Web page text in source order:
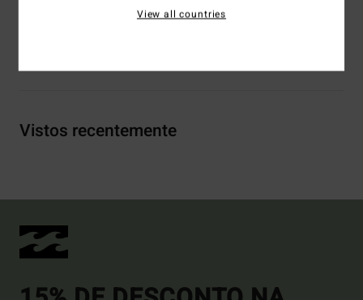
Vistos recentemente
View all countries